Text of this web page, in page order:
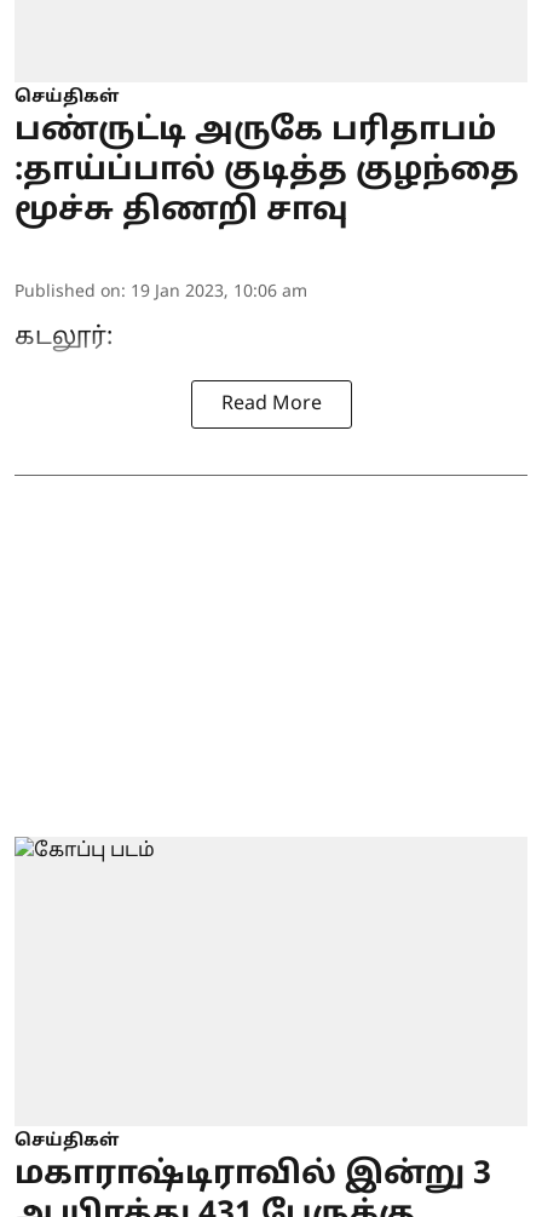
செய்திகள்
பண்ருட்டி அருகே பரிதாபம்
:தாய்ப்பால் குடித்த குழந்தை
மூச்சு திணறி சாவு
Published on: 19 Jan 2023, 10:06 am
கடலூர்:
Read More
செய்திகள்
மகாராஷ்டிராவில் இன்று 3